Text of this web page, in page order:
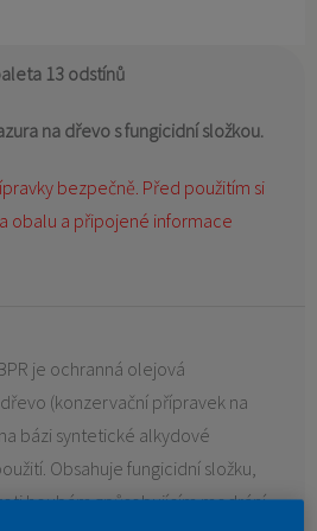
13 odstínů
na dřevo s fungicidní složkou.
bezpečně. Před použitím si
obalu a připojené informace
je ochranná olejová
(konzervační přípravek na
bázi syntetické alkydové
Obsahuje fungicidní složku,
houbám způsobujícím modrání